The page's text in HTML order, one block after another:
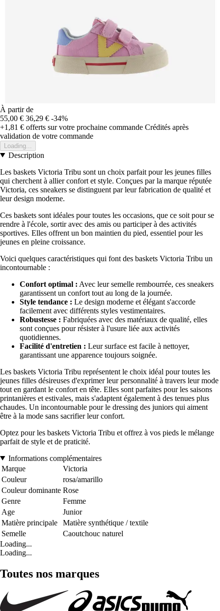
À partir de
55,00 € 36,29 € -34%
+1,81 € offerts sur votre prochaine commande Crédités après
validation de votre commande
Loading...
Description
Les baskets Victoria Tribu sont un choix parfait pour les jeunes filles
qui cherchent à allier confort et style. Conçues par la marque réputée
Victoria, ces sneakers se distinguent par leur fabrication de qualité et
leur design moderne.
Ces baskets sont idéales pour toutes les occasions, que ce soit pour se
rendre à l'école, sortir avec des amis ou participer à des activités
sportives. Elles offrent un bon maintien du pied, essentiel pour les
jeunes en pleine croissance.
Voici quelques caractéristiques qui font des baskets Victoria Tribu un
incontournable :
Confort optimal : Avec leur semelle rembourrée, ces sneakers
garantissent un confort tout au long de la journée.
Style tendance : Le design moderne et élégant s'accorde
facilement avec différents styles vestimentaires.
Robustesse : Fabriquées avec des matériaux de qualité, elles
sont conçues pour résister à l'usure liée aux activités
quotidiennes.
Facilité d'entretien : Leur surface est facile à nettoyer,
garantissant une apparence toujours soignée.
Les baskets Victoria Tribu représentent le choix idéal pour toutes les
jeunes filles désireuses d'exprimer leur personnalité à travers leur mode
tout en gardant le confort en tête. Elles sont parfaites pour les saisons
printanières et estivales, mais s'adaptent également à des tenues plus
chaudes. Un incontournable pour le dressing des juniors qui aiment
être à la mode sans sacrifier leur confort.
Optez pour les baskets Victoria Tribu et offrez à vos pieds le mélange
parfait de style et de praticité.
Informations complémentaires
Marque
Victoria
Couleur
rosa/amarillo
Couleur dominante Rose
Genre
Femme
Age
Junior
Matière principale
Matière synthétique / textile
Semelle
Caoutchouc naturel
Loading...
Loading...
Toutes nos marques